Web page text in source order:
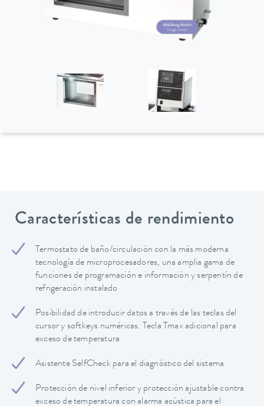
Características de rendimiento
Termostato de baño/circulación con la más moderna
tecnología de microprocesadores, una amplia gama de
funciones de programación e información y serpentín de
refrigeración instalado
Posibilidad de introducir datos a través de las teclas del
cursor y softkeys numéricas. Tecla Tmax adicional para
exceso de temperatura
Asistente SelfCheck para el diagnóstico del sistema
Protección de nivel inferior y protección ajustable contra
exceso de temperatura con alarma acústica para el